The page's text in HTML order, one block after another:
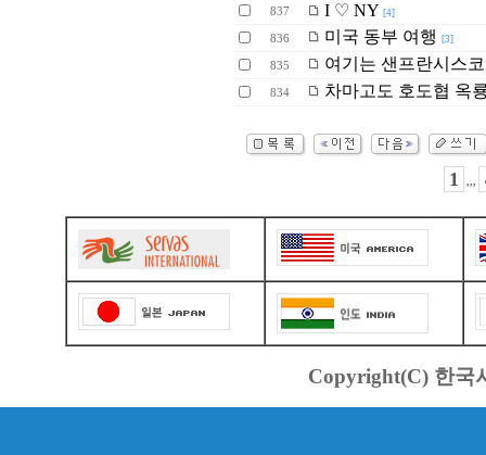
837 I ♡ NY [4]
836 미국 동부 여행 [3]
835 여기는 샌프란시스
834 차마고도 호도협 옥
1 ,,,
Copyright(C) 한국